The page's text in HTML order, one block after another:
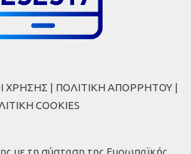
ΧΡΗΣΗΣ | ΠΟΛΙΤΙΚΗ ΑΠΟΡΡΗΤΟΥ |
COOKIES
με τη σύσταση της Ευρωπαϊκής